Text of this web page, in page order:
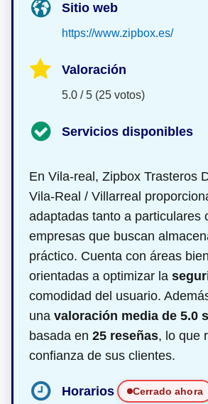
Sitio web
https://www.zipbox.es/
Valoración
5.0 / 5 (25 votos)
Servicios disponibles
En Vila-real, Zipbox Trasteros
Vila-Real / Villarreal
adaptadas tanto a particulares
empresas que buscan
práctico. Cuenta con áreas
orientadas a optimizar la
comodidad del usuario.
una valoración media de 5.0
basada en 25 reseñas, lo que
confianza de sus clientes.
Horarios Cerrado ahora